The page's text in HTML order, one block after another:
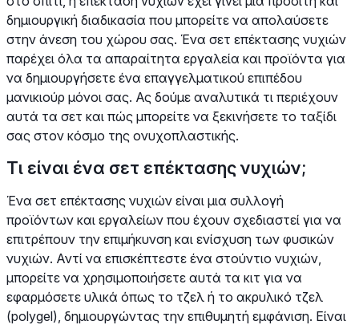
δημιουργική διαδικασία που μπορείτε να απολαύσετε
στην άνεση του χώρου σας. Ένα σετ επέκτασης νυχιών
παρέχει όλα τα απαραίτητα εργαλεία και προϊόντα για
να δημιουργήσετε ένα επαγγελματικού επιπέδου
μανικιούρ μόνοι σας. Ας δούμε αναλυτικά τι περιέχουν
αυτά τα σετ και πώς μπορείτε να ξεκινήσετε το ταξίδι
σας στον κόσμο της ονυχοπλαστικής.
Τι είναι ένα σετ επέκτασης νυχιών;
Ένα σετ επέκτασης νυχιών είναι μια συλλογή
προϊόντων και εργαλείων που έχουν σχεδιαστεί για να
επιτρέπουν την επιμήκυνση και ενίσχυση των φυσικών
νυχιών. Αντί να επισκέπτεστε ένα στούντιο νυχιών,
μπορείτε να χρησιμοποιήσετε αυτά τα κιτ για να
εφαρμόσετε υλικά όπως το τζελ ή το ακρυλικό τζελ
(polygel), δημιουργώντας την επιθυμητή εμφάνιση. Είναι